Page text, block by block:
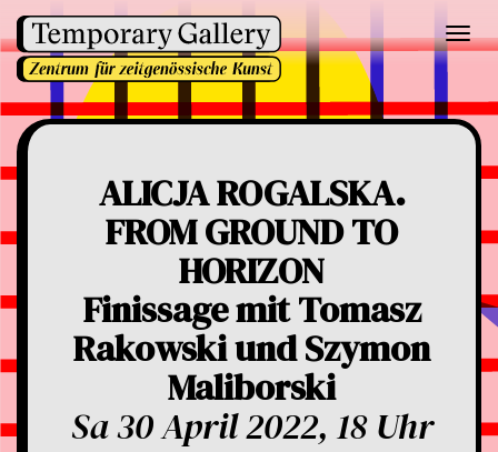
ALICJA ROGALSKA.
FROM GROUND TO
HORIZON
Finissage mit Tomasz
Rakowski und Szymon
Maliborski
Sa 30 April 2022, 18 Uhr